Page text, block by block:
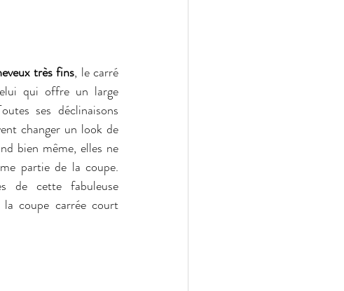
très fins, le carré
qui offre un large
ses déclinaisons
changer un look de
bien même, elles ne
partie de la coupe.
de cette fabuleuse
coupe carrée court